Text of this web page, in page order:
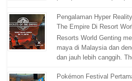
Pengalaman Hyper
The Empire Di Resort
Resorts World Genting
maya di Malaysia dan
dan jauh lebih canggih.
Pokémon Festival